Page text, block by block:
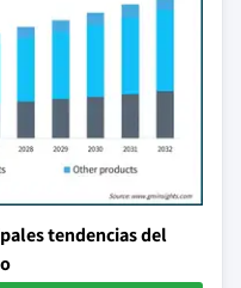
tendencias del